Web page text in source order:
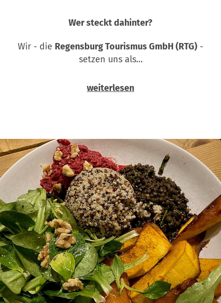
Wer steckt dahinter?
Wir - die Regensburg Tourismus GmbH (RTG) -
setzen uns als…
weiterlesen